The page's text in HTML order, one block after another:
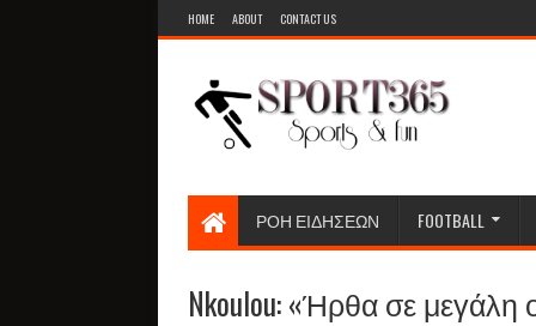
HOME ABOUT CONTACT US
ΡΟΗ ΕΙΔΗΣΕΩΝ FOOTBALL
Nkoulou: «Ήρθα σε μεγάλη